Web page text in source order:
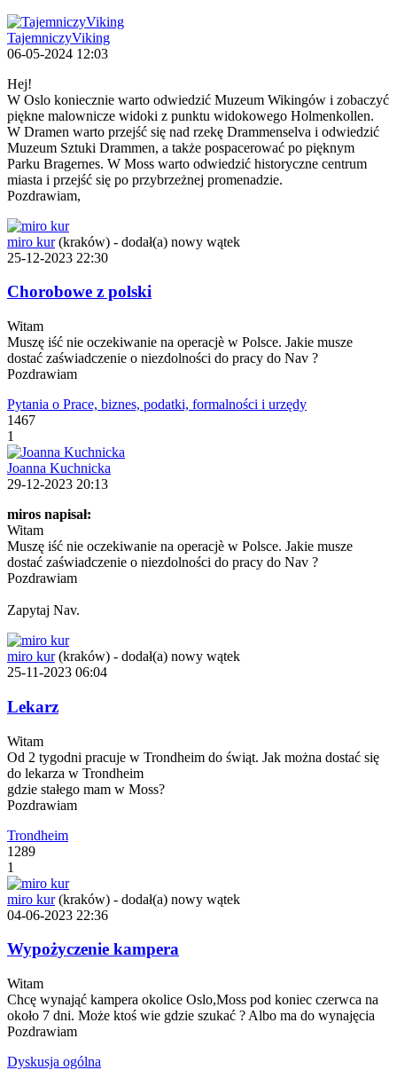
TajemniczyViking
06-05-2024 12:03
Hej!
W Oslo koniecznie warto odwiedzić Muzeum Wikingów i zobaczyć
piękne malownicze widoki z punktu widokowego Holmenkollen.
W Dramen warto przejść się nad rzekę Drammenselva i odwiedzić
Muzeum Sztuki Drammen, a także pospacerować po pięknym
Parku Bragernes. W Moss warto odwiedzić historyczne centrum
miasta i przejść się po przybrzeżnej promenadzie.
Pozdrawiam,
miro kur (kraków) - dodał(a) nowy wątek
25-12-2023 22:30
Chorobowe z polski
Witam
Muszę iść nie oczekiwanie na operacjè w Polsce. Jakie musze
dostać zaświadczenie o niezdolności do pracy do Nav ?
Pozdrawiam
Pytania o Prace, biznes, podatki, formalności i urzędy
1467
1
Joanna Kuchnicka
29-12-2023 20:13
miros napisał:
Witam
Muszę iść nie oczekiwanie na operacjè w Polsce. Jakie musze
dostać zaświadczenie o niezdolności do pracy do Nav ?
Pozdrawiam
Zapytaj Nav.
miro kur (kraków) - dodał(a) nowy wątek
25-11-2023 06:04
Lekarz
Witam
Od 2 tygodni pracuje w Trondheim do świąt. Jak można dostać się
do lekarza w Trondheim
gdzie stałego mam w Moss?
Pozdrawiam
Trondheim
1289
1
miro kur (kraków) - dodał(a) nowy wątek
04-06-2023 22:36
Wypożyczenie kampera
Witam
Chcę wynająć kampera okolice Oslo,Moss pod koniec czerwca na
około 7 dni. Może ktoś wie gdzie szukać ? Albo ma do wynajęcia
Pozdrawiam
Dyskusja ogólna